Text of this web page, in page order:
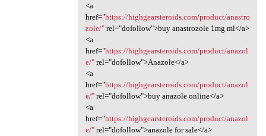
<a
href="https://highgearsteroids.com/product/anastro
zole/"rel="dofollow">buy anastrozole 1mg ml</a>
<a
href="https://highgearsteroids.com/product/anazol
e/"rel="dofollow">Anazole</a>
<a
href="https://highgearsteroids.com/product/anazol
e/"rel="dofollow">buy anazole online</a>
<a
href="https://highgearsteroids.com/product/anazol
e/"rel="dofollow">anazole for sale</a>